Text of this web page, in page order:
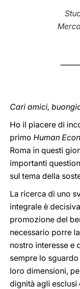
Cari amici,
Ho il piacere di
primo Human
Roma in questi
importanti
sul tema della
La ricerca di uno
integrale è
promozione del
necessario porre
nostro interesse e
sempre lo
loro dimensioni,
dignità agli esclusi